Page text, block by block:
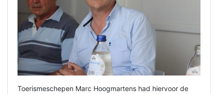
Toerismeschepen Marc Hoogmartens had hiervoor de